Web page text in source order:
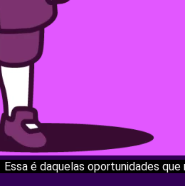
Essa é daquelas oportunidades